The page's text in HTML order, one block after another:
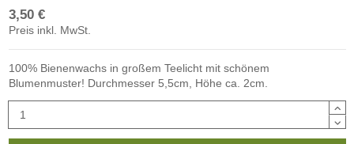
3,50 €
Preis inkl. MwSt.
100% Bienenwachs in großem Teelicht mit schönem
Blumenmuster! Durchmesser 5,5cm, Höhe ca. 2cm.